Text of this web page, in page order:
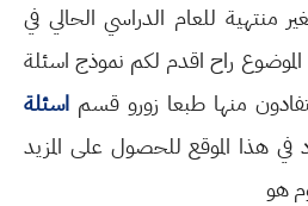
منتهية للعام الدراسي الحالي في
الموضوع راح اقدم لكم نموذج اسئلة
منها طبعا زورو قسم اسئلة
هذا الموقع للحصول على المزيد
هو